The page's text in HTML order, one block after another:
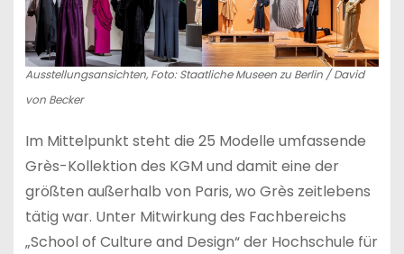
Ausstellungsansichten, Foto: Staatliche Museen zu Berlin / David
von Becker
Im Mittelpunkt steht die 25 Modelle umfassende
Grès-Kollektion des KGM und damit eine der
größten außerhalb von Paris, wo Grès zeitlebens
tätig war. Unter Mitwirkung des Fachbereichs
„School of Culture and Design“ der Hochschule für